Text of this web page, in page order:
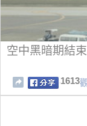
空中黑暗期結
1613